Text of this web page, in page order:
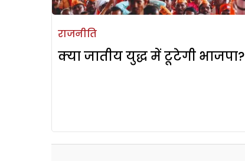
राजनीति
क्या जातीय युद्ध में टूटेगी भाजपा?